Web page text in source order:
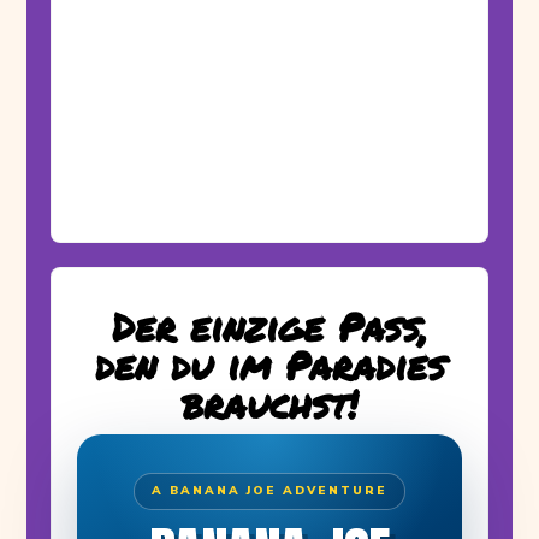
Der einzige Pass,
den du im Paradies
brauchst!
A BANANA JOE ADVENTURE